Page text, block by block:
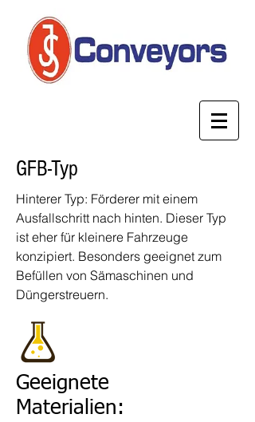
GFB-Typ
Hinterer Typ: Förderer mit einem
Ausfallschritt nach hinten. Dieser Typ
ist eher für kleinere Fahrzeuge
konzipiert. Besonders geeignet zum
Befüllen von Sämaschinen und
Düngerstreuern.
Geeignete
Materialien: